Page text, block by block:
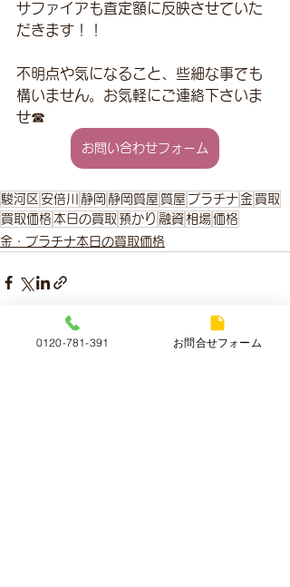
サファイアも査定額に反映させていた
だきます！！
不明点や気になること、些細な事でも
構いません。お気軽にご連絡下さいま
せ☎
お問い合わせフォーム
駿河区 安倍川 静岡 静岡質屋 質屋 プラチナ 金 買取
買取価格 本日の買取 預かり 融資相場 価格
金・プラチナ本日の買取価格
最新記事 すべて表示
0120-781-391 お問合せフォーム